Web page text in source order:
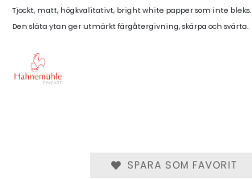
Tjockt, matt, högkvalitativt, bright white papper som inte bleks.
Den släta ytan ger utmärkt färgåtergivning, skärpa och svärta.
SPARA SOM FAVORIT